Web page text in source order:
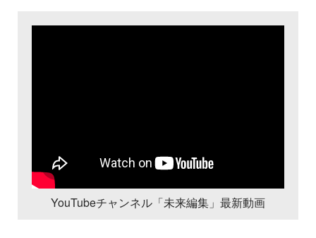
YouTubeチャンネル「未来編集」最新動画